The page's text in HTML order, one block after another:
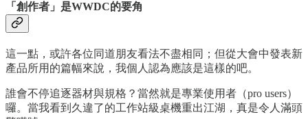
「創作者」是WWDC的要角
這一點，或許各位同道朋友看法不盡相同；但從大會中發表新
產品所用的篇幅來說，我個人認為應該是這樣的吧。
誰會不停追逐器材與規格？當然就是專業使用者（pro users）
囉。當我看到久違了的工作站級桌機重出江湖，真是令人滿頭